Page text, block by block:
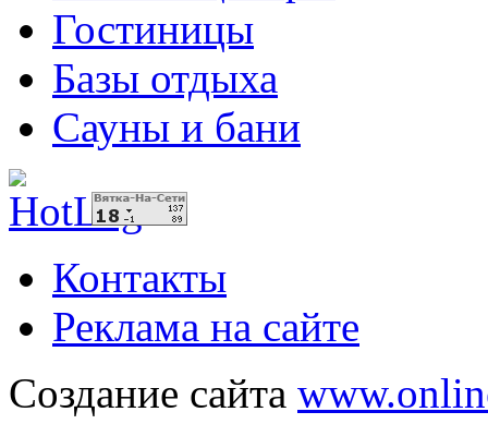
Гостиницы
Базы отдыха
Сауны и бани
Контакты
Реклама на сайте
Создание сайта